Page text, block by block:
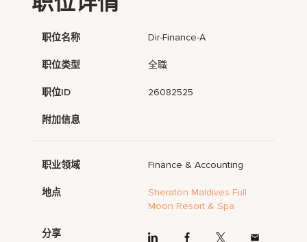
职位名称 Dir-Finance-A
职位类型 全職
职位ID 26082525
附加信息
职业领域 Finance & Accounting
地点
Sheraton Maldives Full
Moon Resort & Spa
分享